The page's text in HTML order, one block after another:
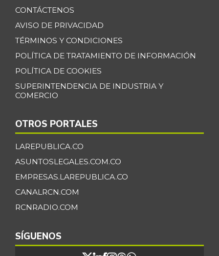
CONTÁCTENOS
AVISO DE PRIVACIDAD
TÉRMINOS Y CONDICIONES
POLÍTICA DE TRATAMIENTO DE INFORMACIÓN
POLÍTICA DE COOKIES
SUPERINTENDENCIA DE INDUSTRIA Y
COMERCIO
OTROS PORTALES
LAREPUBLICA.CO
ASUNTOSLEGALES.COM.CO
EMPRESAS.LAREPUBLICA.CO
CANALRCN.COM
RCNRADIO.COM
SÍGUENOS